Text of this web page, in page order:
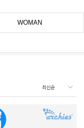
WOMAN